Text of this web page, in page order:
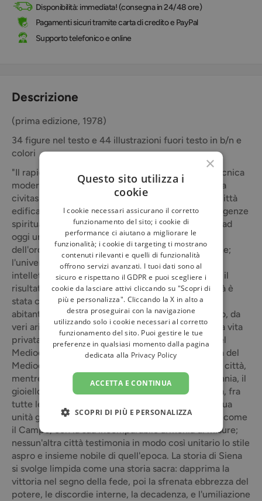
Disponibilità: immediata! (consegna in 24/48 ore)
Pagamenti sicuri tramite carta di credito e PayPal
Supporto telefonico e online
Descrizione
(prima edizione, 1978)
34 figure nel testo e 44 illustrazioni fuori testo in b/n e
colori
"Il rapido sviluppo delle città attuali, dovuto alla tecnica
moderna, ci ha fatto quasi dimenticare cosa sia una
civitas nell'autentico senso della parola, cioè una città
edificata a misura umana e ordinata secondo le esigenze
spirituali della comunità. Siena ha mantenuto fino ad
oggi un tale aspetto e un tale ordine. Non si tratta
dell'ordine razionale proprio di certe città barocche;
l'universo di Siena è multiforme, è corpo, anima,
intelletto, come l'uomo. La bellezza di Siena non è il
risultato di uno sviluppo casuale, "naturale"; la città è
stata costruita con piena consapevolezza dai suoi
abitanti che volevano l'unità, ma che nel contempo, da
veri aristocratici, conservavano quel rispetto per la vita
privata delle famiglie e delle classi sociali tipico del
Medioevo. È stato giustamente detto che nell'Italia del
Medioevo il grande capolavoro della comunità è la città,
mentre nell'Europa del Nord, in Francia e in Germania, il
gioiello da essa creato è la cattedrale gotica. Siena, fra
tutte le città italiane, ha conservato più intatta la sua
unità gotica; in nessun'altra città esiste una piazza come
il Campo, con la sua incomparabile armonia di misure;
nessun'altra città testimonia in modo così unitario lo stile
aspro e insieme nobile di quell'epoca. La storia di Siena
si svolge limpida come una storia sacra: dapprima la
vittoria nel segno della fede, poi la sfrenata ebbrezza del
potere, le discordie interne, la decadenza, e l'umiliazione
×
Questo sito utilizza i
cookie
I cookie necessari assicurano il corretto
funzionamento del sito; i cookie di
performance ci aiutano a migliorare le
funzionalità; i cookie di targeting ti mostrano
contenuti rilevanti e quelli di funzionalità
offrono servizi avanzati. I tuoi dati sono al
sicuro e rispettano il GDPR e puoi scegliere i
cookie da lasciare attivi cliccando su "Scopri di
più e personalizza". Cliccando la X in alto a
destra proseguirai con la navigazione
utilizzando solo i cookie necessari al corretto
funzionamento del sito. Puoi gestire le tue
preferenze in qualsiasi momento dalla pagina
dedicata alla Privacy Policy
ACCETTA E CONTINUA
SCOPRI DI PIÙ E PERSONALIZZA